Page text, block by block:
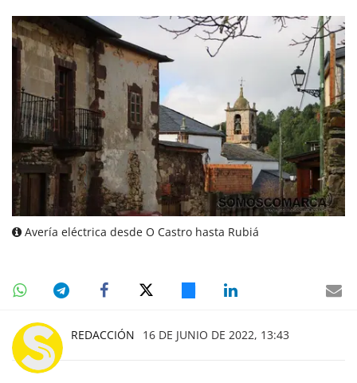
Avería eléctrica desde O Castro hasta Rubiá
REDACCIÓN 16 DE JUNIO DE 2022, 13:43